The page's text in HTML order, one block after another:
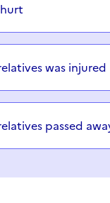
was injured
passed